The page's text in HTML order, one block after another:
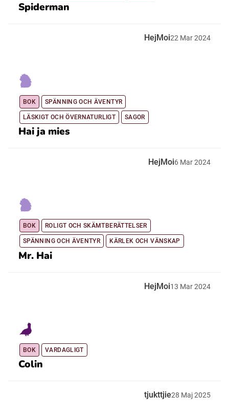
Spiderman
HejMoi22 Mar2024
BOK SPÄNNING OCH ÄVENTYR
LÄSKIGT OCH ÖVERNATURLIGT SAGOR
Hai ja mies
HejMoi6 Mar2024
BOK ROLIGT OCH SKÄMTBERÄTTELSER
SPÄNNING OCH ÄVENTYR KÄRLEK OCH VÄNSKAP
Mr. Hai
HejMoi13 Mar2024
BOK VARDAGLIGT
Colin
tjukttjie28 Maj2025